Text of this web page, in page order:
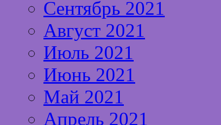
Сентябрь 2021
Август 2021
Июль 2021
Июнь 2021
Май 2021
Апрель 2021